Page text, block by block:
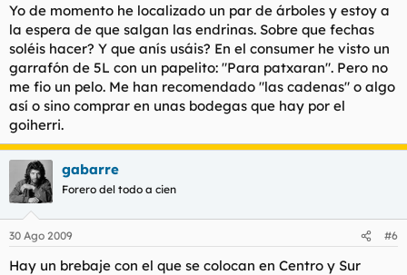
Yo de momento he localizado un par de árboles y estoy a
la espera de que salgan las endrinas. Sobre que fechas
soléis hacer? Y que anís usáis? En el consumer he visto un
garrafón de 5L con un papelito: "Para patxaran". Pero no
me fio un pelo. Me han recomendado "las cadenas" o algo
así o sino comprar en unas bodegas que hay por el
goiherri.
gabarre
Forero del todo a cien
30 Ago 2009 #6
Hay un brebaje con el que se colocan en Centro y Sur